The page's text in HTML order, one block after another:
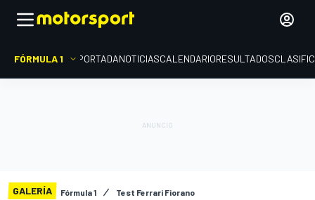
FÓRMULA 1 PORTADANOTICIASCALENDARIORESULTADOS
GALERÍA Fórmula 1 Test Ferrari Fiorano